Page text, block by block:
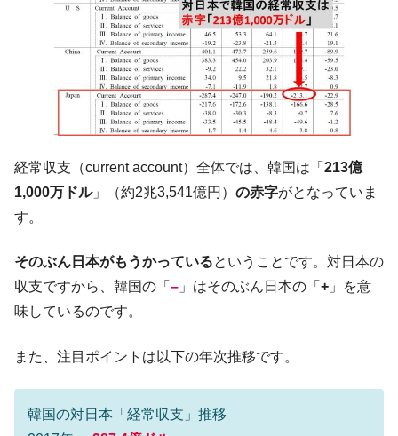
『Money1』
中国だけが鉄鋼輸出を異常増加させる ⇒ 中
国の過剰生産が世界を蝕む。
『Money1』
韓国製造業「半導体絶好調」のウラで他業
種は全般的「不調」⇒ PSIが示す現況は決して良くない。
『Money1』
【米韓激突案件】韓国消費者院が『クーパ
ン』1人当たり賠償10万ウォンを認定 ⇒ 総額3兆7,000億
『Money1』
韓国型イージス搭載の次世代駆逐艦
「KDDX」1番艦、2032年竣工と公示
に韓国がいっちょがみしたのでは。
『Money1』
韓国政府『BYD』車への補助金を全廃 ⇒ 実
は韓国で『BYD』車は売れている。6カ月で対前年同期比
1.9倍！
『Money1』
在韓米国大使スティールが着韓！⇒ さっそ
ドを掲げる「在韓反米勢力」
『Money1』
韓国政府「2035年までに18.4GW規模のAIデ
経常収支（current account）全体では、韓国は「 213億
1,000万ドル」（約2兆3,541億円） の赤字がとなっていま
す。
そのぶん日本がもうかっているということです。対日本の
収支ですから、韓国の「 – 」はそのぶん日本の「 + 」を意
味しているのです。
また、注目ポイントは以下の年次推移です。
韓国の対日本「経常収支」推移